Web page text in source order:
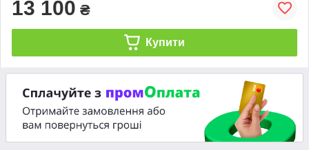
13 100 ₴
Купити